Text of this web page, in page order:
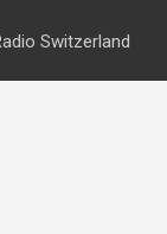
Switzerland